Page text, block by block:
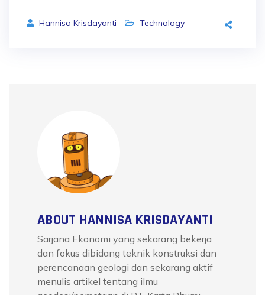
Hannisa Krisdayanti Technology
ABOUT HANNISA KRISDAYANTI
Sarjana Ekonomi yang sekarang bekerja
dan fokus dibidang teknik konstruksi dan
perencanaan geologi dan sekarang aktif
menulis artikel tentang ilmu